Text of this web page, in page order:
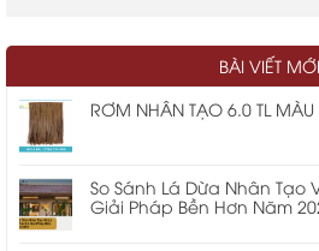
tre nhân tạothi công nhà mái lá
cửa cuốn chốngBÀI VIẾT MỚI
RƠM NHÂN TẠO 6.0 TL MÀU
So Sánh Lá Dừa Nhân Tạo
Giải Pháp Bền Hơn Năm